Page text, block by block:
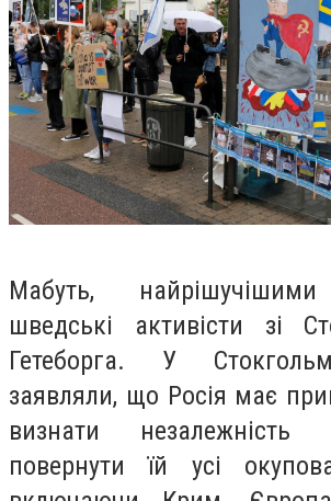
Мабуть,
шведські активісти зі
Гетеборга. У
заявляли, що Росія має
визнати незалежність
повернути їй усі